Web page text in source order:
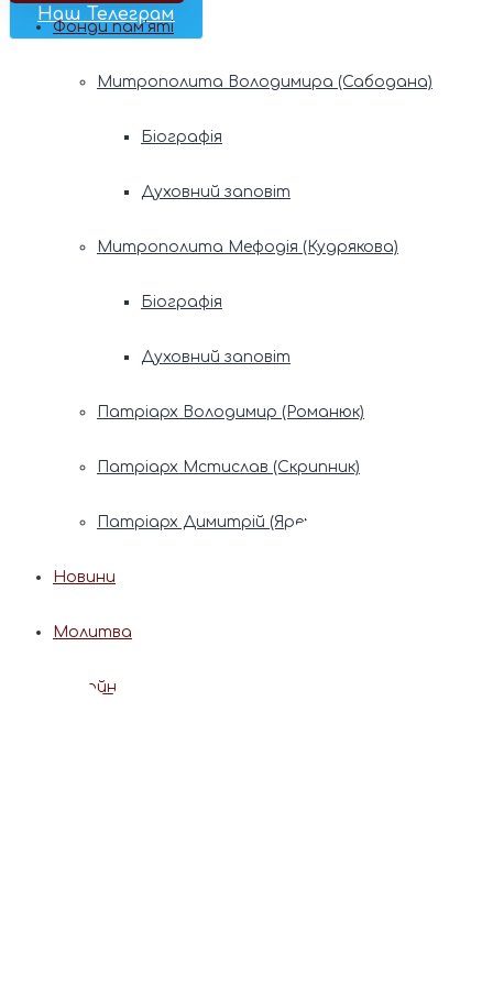
Наш Телеграм
Фонди пам’яті
Митрополита Володимира (Сабодана)
Біографія
Духовний заповіт
Митрополита Мефодія (Кудрякова)
Біографія
Духовний заповіт
Патріарх Володимир (Романюк)
Патріарх Мстислав (Скрипник)
Патріарх Димитрій (Ярема)
Новини
Молитва
Онлайн послуги